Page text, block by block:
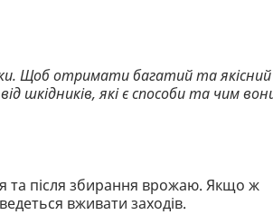
Щоб отримати багатий та якісний
шкідників, які є способи та чим
та після збирання врожаю. Якщо ж
вживати заходів.